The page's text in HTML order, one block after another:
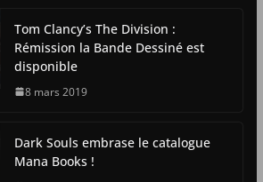
Tom Clancy’s The Division :
Rémission la Bande Dessiné est
disponible
8 mars 2019
Dark Souls embrase le catalogue
Mana Books !